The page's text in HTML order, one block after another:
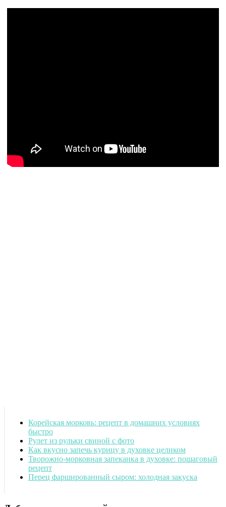
Корейская морковь: рецепт в домашних условиях
быстро
Рулет из рульки свиной с фото
Как вкусно запечь курицу в духовке целиком
Творожно-морковная запеканка в духовке: пошаговый
рецепт
Перец фаршированный сыром: холодная закуска